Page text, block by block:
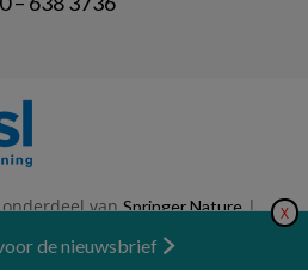
onderdeel vanSpringer Nature| X
de nieuwsbriefAbonneren